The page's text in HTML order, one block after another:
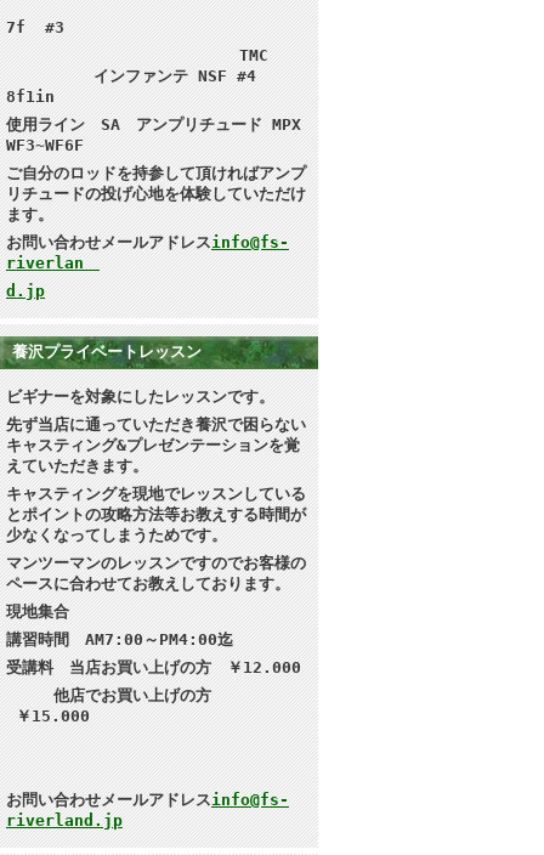
7f #3
TMC
インファンテ NSF #4
8f1in
使用ライン SA アンプリチュード MPX
WF3~WF6F
ご自分のロッドを持参して頂ければアンプ
リチュードの投げ心地を体験していただけ
ます。
お問い合わせメールアドレスinfo@fs-
riverlan
d.jp
養沢プライベートレッスン
ビギナーを対象にしたレッスンです。
先ず当店に通っていただき養沢で困らない
キャスティング&プレゼンテーションを覚
えていただきます。
キャスティングを現地でレッスンしている
とポイントの攻略方法等お教えする時間が
少なくなってしまうためです。
マンツーマンのレッスンですのでお客様の
ペースに合わせてお教えしております。
現地集合
講習時間 AM7:00～PM4:00迄
受講料 当店お買い上げの方 ￥12.000
他店でお買い上げの方
￥15.000
お問い合わせメールアドレスinfo@fs-
riverland.jp